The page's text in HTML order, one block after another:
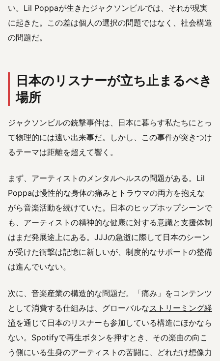
い。Lil Poppaが生きたジャクソンビルでは、それが現実
に起きた。この差は個人の選択の問題ではなく、社会構造
の問題だ。
日本のリスナーが立ち止まるべき
場所
ジャクソンビルの銃撃事件は、日本に暮らす私たちにとっ
て物理的には遠い出来事だ。しかし、この事件が突きつけ
るテーマは距離を超えて響く。
まず、アーティストのメンタルヘルスの問題がある。Lil
Poppaは慢性的な身体の痛みとトラウマの両方を抱えな
がら音楽活動を続けていた。日本のヒップホップシーンで
も、アーティストの精神的な健康に対する意識と支援体制
はまだ発展途上にある。JJJの急逝に際して日本のシーン
が受けた衝撃は記憶に新しいが、制度的なサポートの整備
は進んでいない。
次に、音楽産業の構造的な問題だ。「痛み」をコンテンツ
として消費する仕組みは、グローバルなストリーミング経
済を通じて日本のリスナーも参加している構造にほかなら
ない。Spotifyで再生ボタンを押すとき、その楽曲の向こ
う側にいる生身のアーティストの苦闘に、どれだけ想像力